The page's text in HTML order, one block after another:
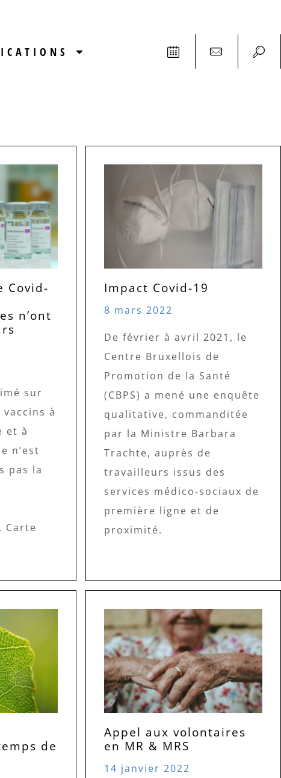
Covid-
n’ont
sur
à
et à
n’est
pas la
Carte
Impact Covid-19
8 mars 2022
De février à avril 2021, le
Centre Bruxellois de
Promotion de la Santé
(CBPS) a mené une enquête
qualitative, commanditée
par la Ministre Barbara
Trachte, auprès de
travailleurs issus des
services médico-sociaux de
première ligne et de
proximité.
de
Appel aux volontaires
en MR & MRS
14 janvier 2022